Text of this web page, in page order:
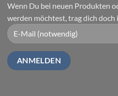
Wenn Du bei neuen Produkten
werden möchtest, trag dich